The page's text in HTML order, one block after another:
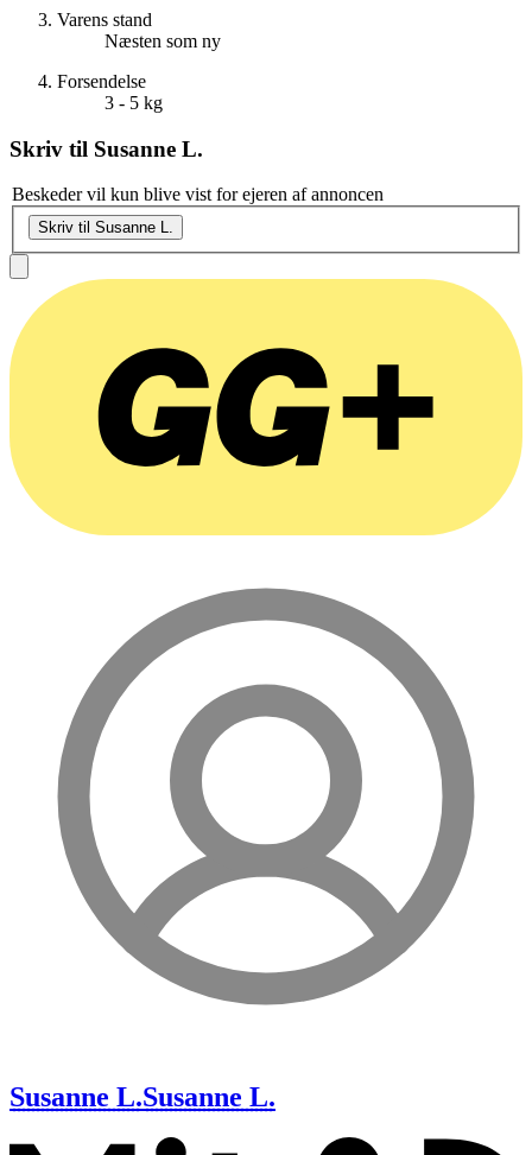
Varens stand
Næsten som ny
Forsendelse
3 - 5 kg
Skriv til Susanne L.
Beskeder vil kun blive vist for ejeren af annoncen
Skriv til Susanne L.
Susanne L.Susanne L.